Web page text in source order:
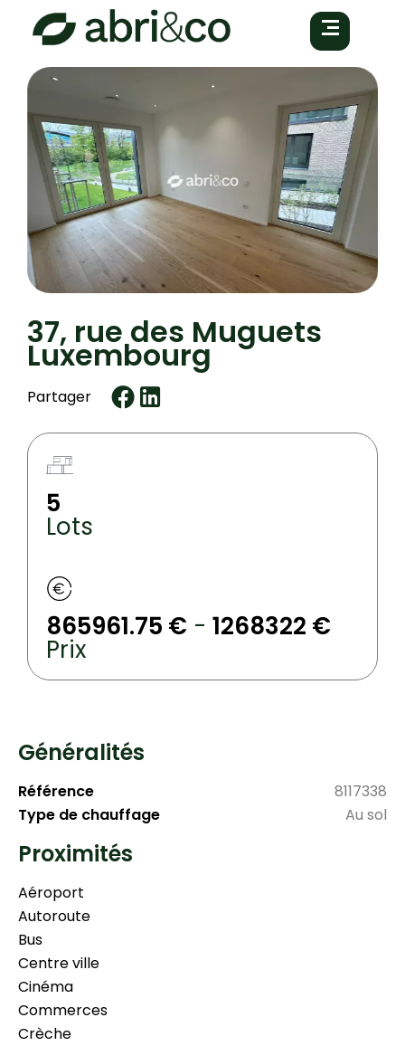
37, rue des Muguets
Luxembourg
Partager
5
Lots
865961.75 € -1268322 €
Prix
Généralités
Référence
8117338
Type de chauffage
Au sol
Proximités
Aéroport
Autoroute
Bus
Centre ville
Cinéma
Commerces
Crèche